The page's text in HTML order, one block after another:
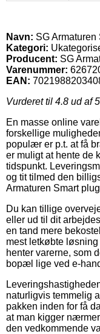
Navn: SG Armaturen
Kategori:
Producent: SG
Varenummer:
EAN:
Vurderet til 4.8 ud af
En masse online
forskellige
populær er p.t. at få
er muligt at hente de
tidspunkt.
og tit tilmed den
Armaturen Smart
Du kan tillige
eller ud til dit
en tand mere
mest letkøbte
henter varerne, som
bopæl lige ved e-
naturligvis temmelig
pakken inden for få
at man kigger
den vedkommende